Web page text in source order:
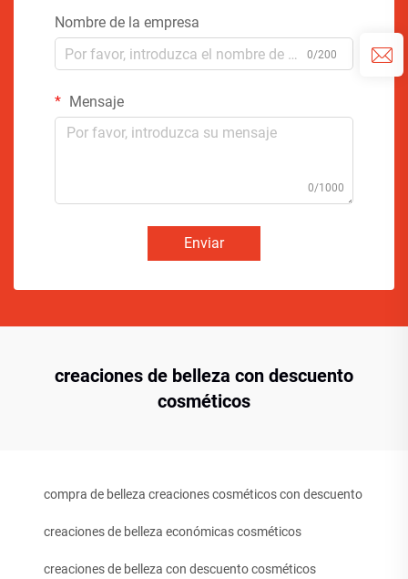
Nombre de la empresa
0/200
Mensaje
0/1000
Enviar
creaciones de belleza con descuento
cosméticos
compra de belleza creaciones cosméticos con descuento
creaciones de belleza económicas cosméticos
creaciones de belleza con descuento cosméticos